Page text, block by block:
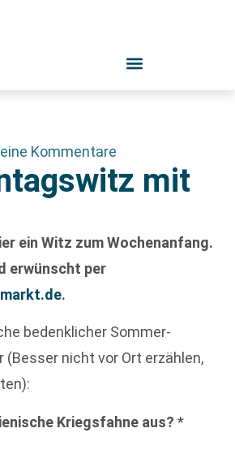
Kommentare
mit
ein Witz zum Wochenanfang.
erwünscht per
.
bedenklicher Sommer-
(Besser nicht vor Ort erzählen,
Kriegsfahne aus? *